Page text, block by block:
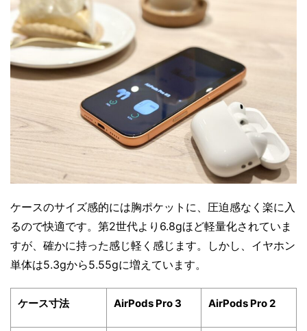
ケースのサイズ感的には胸ポケットに、圧迫感なく楽に入
るので快適です。第2世代より6.8gほど軽量化されていま
すが、確かに持った感じ軽く感じます。しかし、イヤホン
単体は5.3gから5.55gに増えています。
ケース寸法 AirPods Pro 3 AirPods Pro 2